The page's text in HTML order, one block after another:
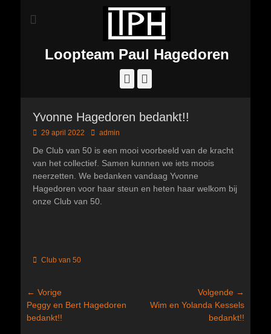
Loopteam Paul Hagedoren
Facebook
Yvonne Hagedoren bedankt!!
Geplaatst
29 april 2022 Author
admin
De Club van 50 is een mooi voorbeeld van de kracht
van het collectief. Samen kunnen we iets moois
neerzetten. We bedanken vandaag Yvonne
Hagedoren voor haar steun en heten haar welkom bij
onze Club van 50.
Categorieën
Club van 50
Bericht
navigatie
← Vorige
Vorig
bericht:
Peggy en Bert Hagedoren
bedankt!!
Volgende →
Volgend
Wim en Yolanda Kessels
bedankt!!